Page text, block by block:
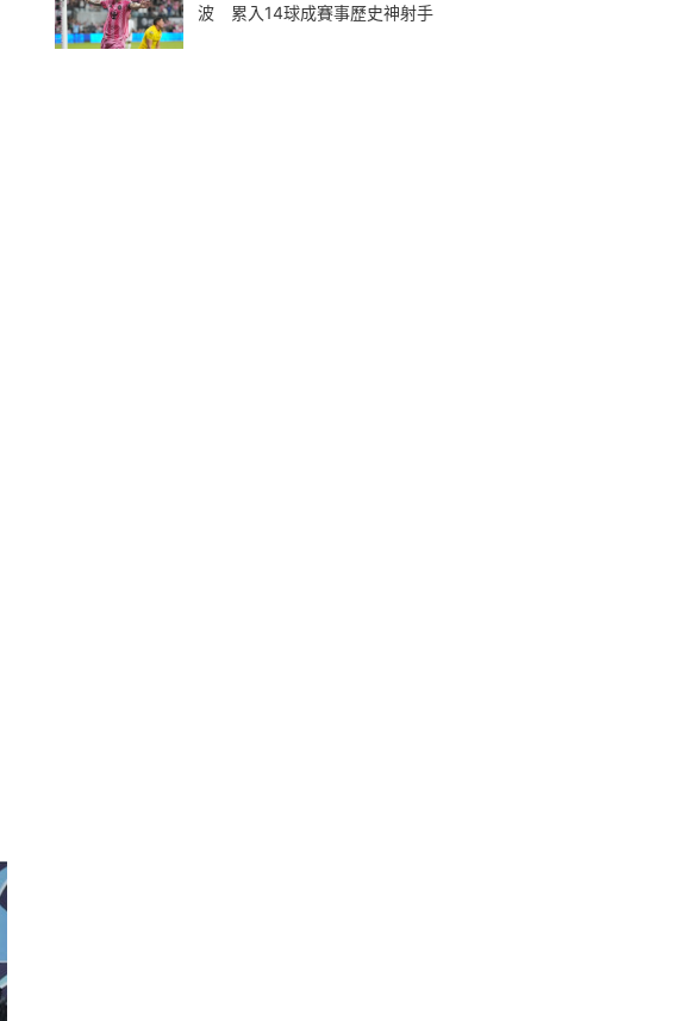
波 累入14球成賽事歷史神射手